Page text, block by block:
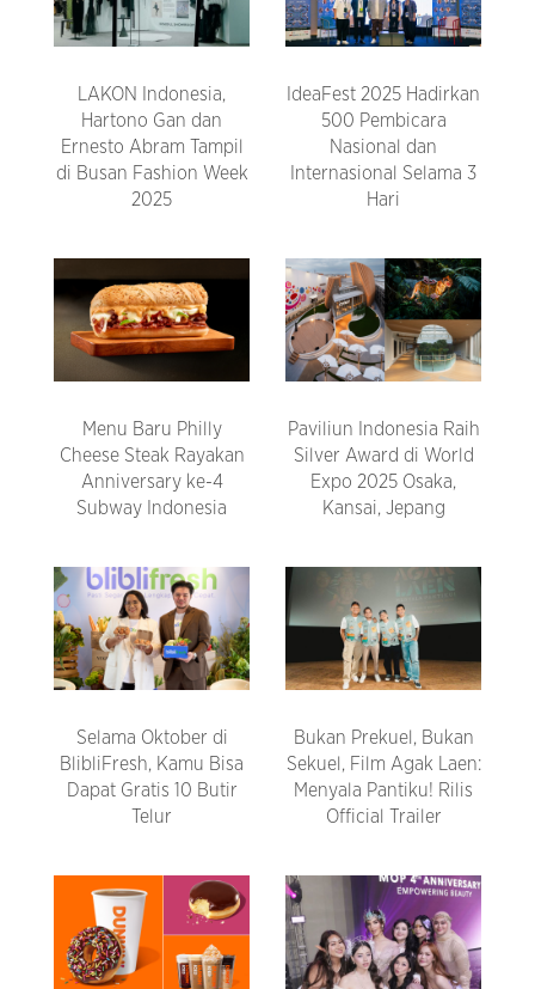
LAKON Indonesia,
Hartono Gan dan
Ernesto Abram Tampil
di Busan Fashion Week
2025
IdeaFest 2025 Hadirkan
500 Pembicara
Nasional dan
Internasional Selama 3
Hari
Menu Baru Philly
Cheese Steak Rayakan
Anniversary ke-4
Subway Indonesia
Paviliun Indonesia Raih
Silver Award di World
Expo 2025 Osaka,
Kansai, Jepang
Selama Oktober di
BlibliFresh, Kamu Bisa
Dapat Gratis 10 Butir
Telur
Bukan Prekuel, Bukan
Sekuel, Film Agak Laen:
Menyala Pantiku! Rilis
Official Trailer